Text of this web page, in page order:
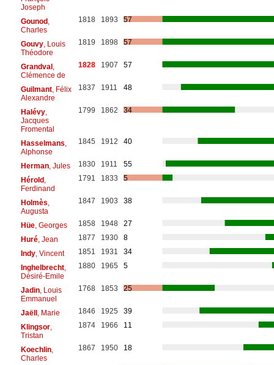
Joseph
Gounod,
Charles
1818 1893 57
Gouvy, Louis
Théodore
1819 1898 57
Grandval,
Clémence de
1828 1907 57
Guilmant, Félix
Alexandre
1837 1911 48
Halévy,
Jacques
Fromental
1799 1862 34
Hasselmans
Alphonse
1845 1912 40
Herman, Jules 1830 1911
55
Hérold,
Ferdinand
1791 1833 5
Holmès
Augusta
1847 1903 38
Hüe, Georges 1858 1948
27
Huré, Jean 1877 1930
8
Indy, Vincent 1851 1931
34
Inghelbrecht,
Désiré-Emile
1880 1965 5
Jadin, Louis
Emmanuel
1768 1853 25
Jaëll, Marie 1846 1925
39
Klingsor,
Tristan
1874 1966 11
Koechlin,
Charles
1867 1950 18